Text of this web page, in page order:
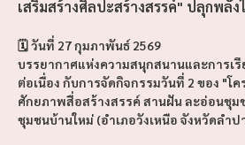
เสริมสร้างศิลปะสร้างสรรค์" ปลุกพลัง
🗓️ วันที่ 27 กุมภาพันธ์ 2569
บรรยากาศแห่งความสนุกสนานและการเรี
ต่อเนื่อง กับการจัดกิจกรรมวันที่ 2 ของ "โค
ศักยภาพสื่อสร้างสรรค์ สานฝัน ละอ่อนชุม
ชุมชนบ้านใหม่ (อำเภอวังเหนือ จังหวัดลำป